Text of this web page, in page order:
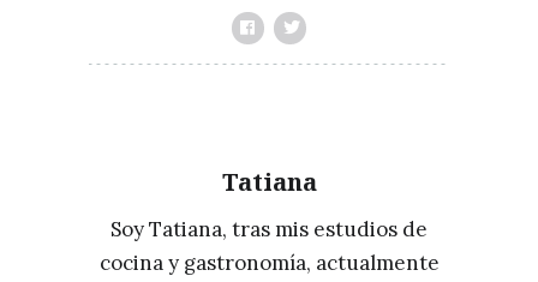
Tatiana
Soy Tatiana, tras mis estudios de
cocina y gastronomía, actualmente